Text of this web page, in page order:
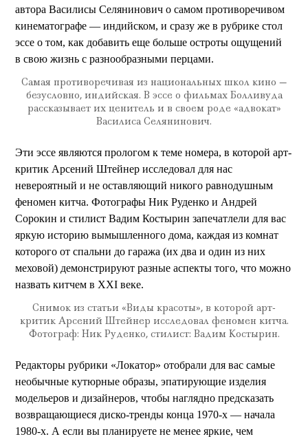
автора Василисы Селянинович о самом противоречивом
кинематографе — индийском, и сразу же в рубрике стол
эссе о том, как добавить еще больше остроты ощущений
в свою жизнь с разнообразными перцами.
Самая противоречивая из национальных школ кино —
безусловно, индийская. В эссе о фильмах Болливуда
рассказывает их ценитель и в своем роде «адвокат»
Василиса Селянинович.
Эти эссе являются прологом к теме номера, в которой арт-
критик Арсений Штейнер исследовал для нас
невероятный и не оставляющий никого равнодушным
феномен китча. Фотографы Ник Руденко и Андрей
Сорокин и стилист Вадим Костырин запечатлели для вас
яркую историю вымышленного дома, каждая из комнат
которого от спальни до гаража (их два и один из них
меховой) демонстрируют разные аспекты того, что можно
назвать китчем в XXI веке.
Снимок из статьи «Виды красоты», в которой арт-
критик Арсений Штейнер исследовал феномен китча.
Фотограф: Ник Руденко, стилист: Вадим Костырин.
Редакторы рубрики «Локатор» отобрали для вас самые
необычные кутюрные образы, эпатирующие изделия
модельеров и дизайнеров, чтобы наглядно предсказать
возвращающиеся диско-тренды конца 1970-х — начала
1980-х. А если вы планируете не менее яркие, чем